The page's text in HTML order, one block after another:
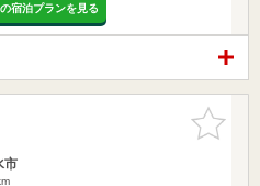
宿泊プランを見る
お気に入
りに追加
市